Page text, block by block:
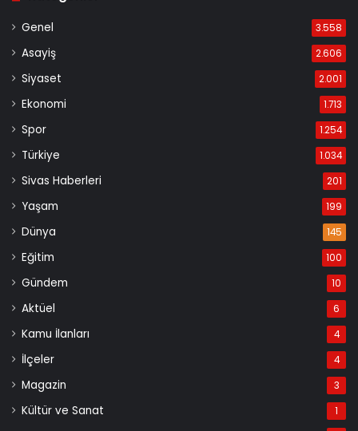
Genel 3.558
Asayiş 2.606
Siyaset 2.001
Ekonomi 1.713
Spor 1.254
Türkiye 1.034
Sivas Haberleri 201
Yaşam 199
Dünya 145
Eğitim 100
Gündem 10
Aktüel 6
Kamu İlanları 4
İlçeler 4
Magazin 3
Kültür ve Sanat 1